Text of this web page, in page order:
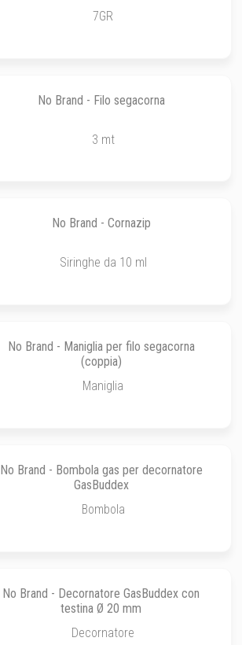
7GR
No Brand - Filo segacorna
3 mt
No Brand - Cornazip
Siringhe da 10 ml
No Brand - Maniglia per filo segacorna
(coppia)
Maniglia
No Brand - Bombola gas per decornatore
GasBuddex
Bombola
No Brand - Decornatore GasBuddex con
testina Ø 20 mm
Decornatore